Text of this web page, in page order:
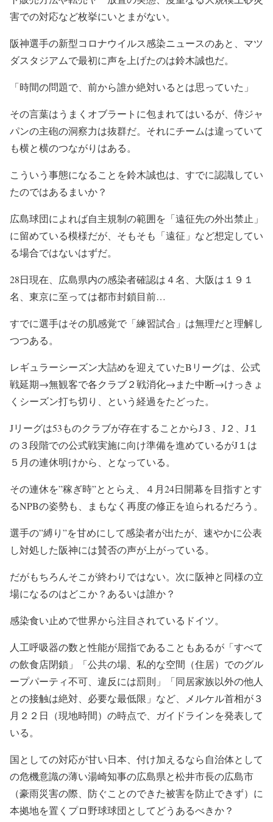
害での対応など枚挙にいとまがない。
阪神選手の新型コロナウイルス感染ニュースのあと、マツ
ダスタジアムで最初に声を上げたのは鈴木誠也だ。
「時間の問題で、前から誰か絶対いるとは思っていた」
その言葉はうまくオブラートに包まれてはいるが、侍ジャ
パンの主砲の洞察力は抜群だ。それにチームは違っていて
も横と横のつながりはある。
こういう事態になることを鈴木誠也は、すでに認識してい
たのではあるまいか？
広島球団によれば自主規制の範囲を「遠征先の外出禁止」
に留めている模様だが、そもそも「遠征」など想定してい
る場合ではないはずだ。
28日現在、広島県内の感染者確認は４名、大阪は１９１
名、東京に至っては都市封鎖目前…
すでに選手はその肌感覚で「練習試合」は無理だと理解し
つつある。
レギュラーシーズン大詰めを迎えていたBリーグは、公式
戦延期→無観客で各クラブ２戦消化→また中断→けっきょ
くシーズン打ち切り、という経過をたどった。
Jリーグは53ものクラブが存在することからJ３、J２、J１
の３段階での公式戦実施に向け準備を進めているがJ１は
５月の連休明けから、となっている。
その連休を”稼ぎ時”ととらえ、４月24日開幕を目指すとす
るNPBの姿勢も、まもなく再度の修正を迫られるだろう。
選手の”縛り”を甘めにして感染者が出たが、速やかに公表
し対処した阪神には賛否の声が上がっている。
だがもちろんそこが終わりではない。次に阪神と同様の立
場になるのはどこか？あるいは誰か？
感染食い止めで世界から注目されているドイツ。
人工呼吸器の数と性能が屈指であることもあるが「すべて
の飲食店閉鎖」「公共の場、私的な空間（住居）でのグル
ープパーティ不可、違反には罰則」「同居家族以外の他人
との接触は絶対、必要な最低限」など、メルケル首相が３
月２２日（現地時間）の時点で、ガイドラインを発表して
いる。
国としての対応が甘い日本、付け加えるなら自治体として
の危機意識の薄い湯崎知事の広島県と松井市長の広島市
（豪雨災害の際、防ぐことのできた被害を防止できず）に
本拠地を置くプロ野球球団としてどうあるべきか？